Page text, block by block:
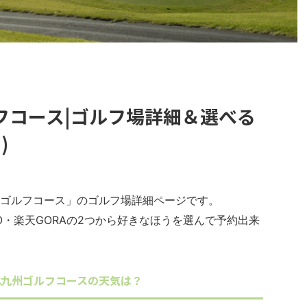
ース|ゴルフ場詳細＆選べる
ルフコース」のゴルフ場詳細ページです。
楽天GORAの2つから好きなほうを選んで予約出来
州ゴルフコースの天気は？